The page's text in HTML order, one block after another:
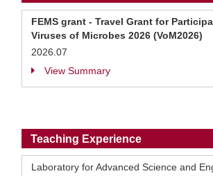
FEMS grant - Travel Grant for
Viruses of Microbes 2026 (VoM2026)
2026.07
View Summary
Teaching Experience
Laboratory for Advanced Science and